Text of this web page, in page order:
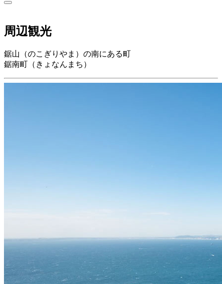
周辺観光
鋸山（のこぎりやま）の南にある町
鋸南町（きょなんまち）